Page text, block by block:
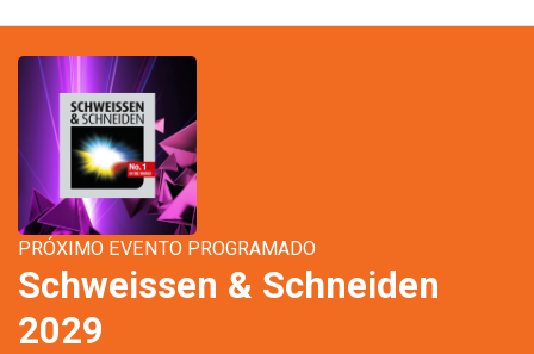
PRÓXIMO EVENTO PROGRAMADO
Schweissen & Schneiden
2029